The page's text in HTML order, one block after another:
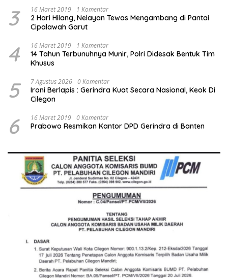
3 16 Maret 2019 1 Komentar
2 Hari Hilang, Nelayan Tewas Mengambang di Pantai
Cipalawah Garut
4 16 Maret 2019 1 Komentar
14 Tahun Terbunuhnya Munir, Polri Didesak Bentuk Tim
Khusus
5 7 Agustus 2026 0 Komentar
Ironi Berlapis : Gerindra Kuat Secara Nasional, Keok Di
Cilegon
6 16 Maret 2019 0 Komentar
Prabowo Resmikan Kantor DPD Gerindra di Banten